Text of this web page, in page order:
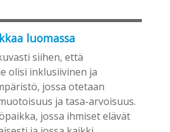
luomassa
siihen, että
olisi inklusiivinen ja
jossa otetaan
ja tasa-arvoisuus.
jossa ihmiset elävät